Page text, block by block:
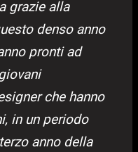
grazie alla
denso anno
pronti ad
che hanno
in un periodo
anno della